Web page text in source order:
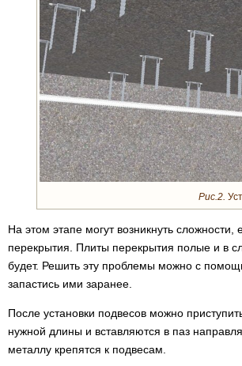
Рис.2.
На этом этапе могут возникнуть
перекрытия. Плиты перекрытия полые и в
будет. Решить эту проблемы можно с
запастись ими заранее.
После установки подвесов можно
нужной длины и вставляются в паз
металлу крепятся к подвесам.